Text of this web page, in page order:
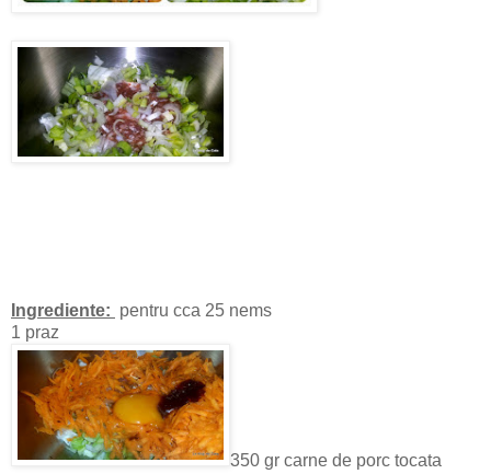
Ingrediente: pentru cca 25 nems
1 praz
350 gr carne de porc tocata